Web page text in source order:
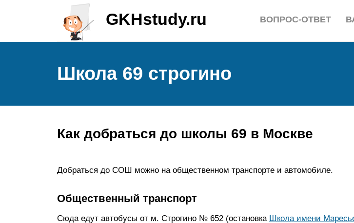
GKHstudy.ru ВОПРОС-ОТВЕТ
Школа 69 строгино
Как добраться до школы 69 в Москве
Добраться до СОШ можно на общественном транспорте и автомобиле.
Общественный транспорт
Сюда едут автобусы от м. Строгино № 652 (остановка Школа имени